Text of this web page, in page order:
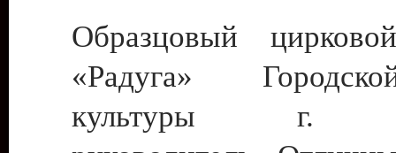
Образцовый
«Радуга»
культуры г.